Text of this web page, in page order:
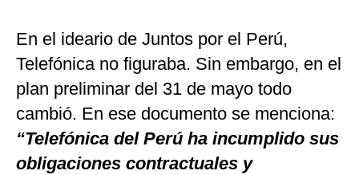
En el ideario de Juntos por el Perú,
Telefónica no figuraba. Sin embargo, en el
plan preliminar del 31 de mayo todo
cambió. En ese documento se menciona:
“Telefónica del Perú ha incumplido sus
obligaciones contractuales y